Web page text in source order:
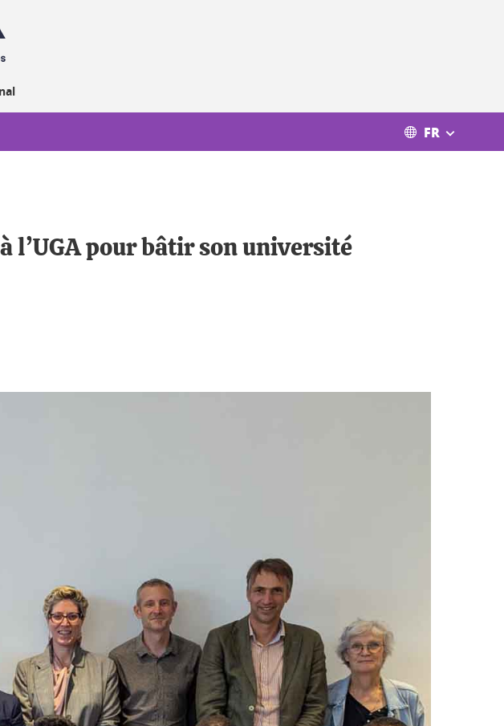
FR
l’UGA pour bâtir son université